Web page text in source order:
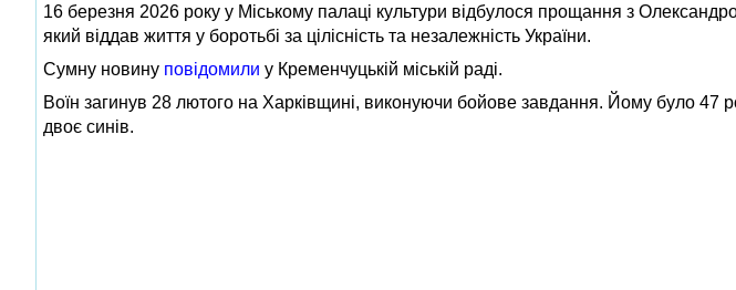
16 березня 2026 року у Міському палаці культури відбулося прощання з
який віддав життя у боротьбі за цілісність та незалежність України.
Сумну новину повідомили у Кременчуцькій міській раді.
Воїн загинув 28 лютого на Харківщині, виконуючи бойове завдання. Йому було 47
двоє синів.